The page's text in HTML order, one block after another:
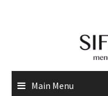
Main Menu